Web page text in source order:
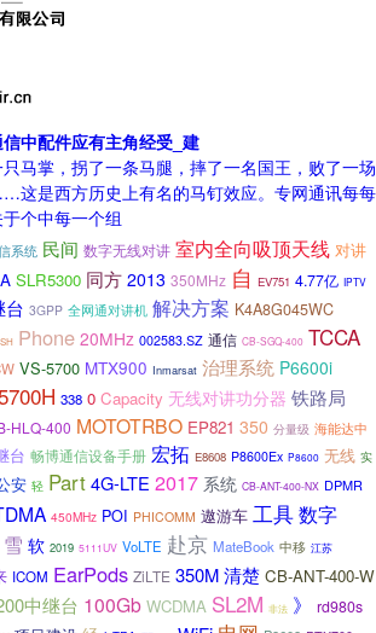
中配件应有主角经受_建
马掌，拐了一条马腿，摔了一名国王，败了一场
这是西方历史上有名的马钉效应。专网通讯每每
个中每一个组
系统 民间 数字无线对讲 室内全向吸顶天线 对讲
SLR5300 同方 2013 350MHz 自 EV751 4.77亿 IPTV
台 3GPP 全网通对讲机 解决方案 K4A8G045WC
Phone 20MHz 002583.SZ 通信 CB-SGQ-400 TCCA
VS-5700 MTX900 Inmarsat 治理系统 P6600i
338 0 Capacity 无线对讲功分器 铁路局
HLQ-400 MOTOTRBO EP821 350 分量级 海能达中
台 畅博通信设备手册 宏拓 E8608 P8600Ex P8600 无线 实
安 轻 Part4G-LTE 2017 系统 CB-ANT-400-NX DPMR
450MHz POI PHICOMM 遨游车 工具数字
雪 软 2019 5111UV VoLTE 赴京 MateBook 中移 江苏
ICOM EarPods ZiLTE 350M清楚 CB-ANT-400-W
中继台 100Gb WCDMA SL2M 非法 》
rd980s